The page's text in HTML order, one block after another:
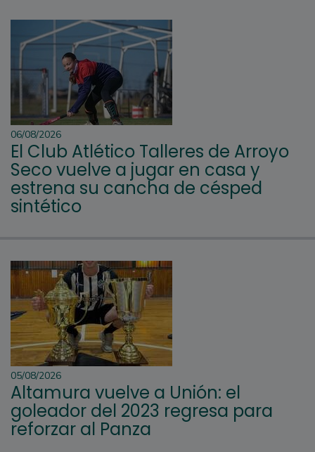
06/08/2026
El Club Atlético Talleres de Arroyo
Seco vuelve a jugar en casa y
estrena su cancha de césped
sintético
05/08/2026
Altamura vuelve a Unión: el
goleador del 2023 regresa para
reforzar al Panza